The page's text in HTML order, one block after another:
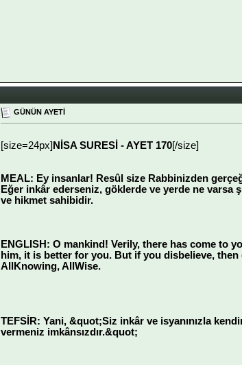
GÜNÜN AYETİ
[size=24px] NİSA SURESİ - AYET 170[/size]
MEAL: Ey insanlar! Resûl size Rabbinizden
Eğer inkâr ederseniz, göklerde ve yerde ne varsa
ve hikmet sahibidir.
ENGLISH: O mankind! Verily, there has come to
him, it is better for you. But if you disbelieve,
AllKnowing, AllWise.
TEFSİR: Yani, &quot;Siz inkâr ve isyanınızla
vermeniz imkânsızdır.&quot;